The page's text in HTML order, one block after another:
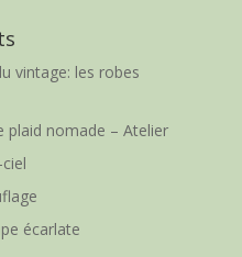
vintage: les robes
plaid nomade – Atelier
écarlate